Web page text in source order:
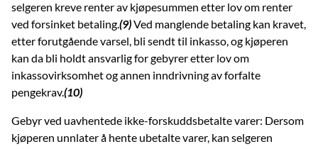
selgeren kreve renter av kjøpesummen etter lov om renter
ved forsinket betaling.(9)Ved manglende betaling kan kravet,
etter forutgående varsel, bli sendt til inkasso, og kjøperen
kan da bli holdt ansvarlig for gebyrer etter lov om
inkassovirksomhet og annen inndrivning av forfalte
pengekrav.(10)
Gebyr ved uavhentede ikke-forskuddsbetalte varer: Dersom
kjøperen unnlater å hente ubetalte varer, kan selgeren